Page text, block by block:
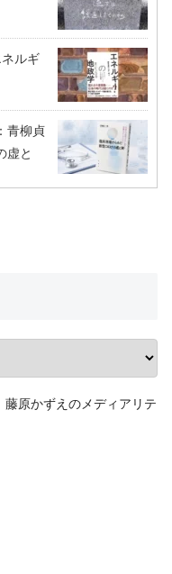
ルギ
青柳貞
虚と
原かずえのメディアリテ